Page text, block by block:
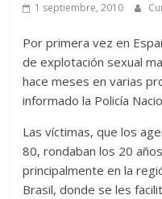
1 septiembre, 2010
Por primera vez en
de explotación sexual
hace meses en varias
informado la Policía
Las víctimas, que los
80, rondaban los 20
principalmente en la
Brasil, donde se les